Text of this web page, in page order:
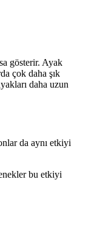
gösterir. Ayak
çok daha şık
daha uzun
da aynı etkiyi
bu etkiyi